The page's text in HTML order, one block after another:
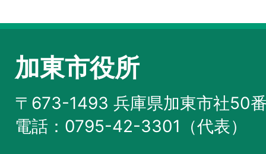
加東市役所
〒673-1493 兵庫県加東市社50
電話：0795-42-3301（代表）